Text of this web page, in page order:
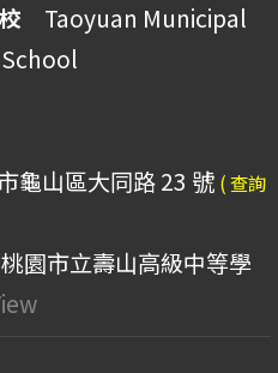
Taoyuan Municipal
龜山區大同路 23 號 ( 查詢
桃園市立壽山高級中等學